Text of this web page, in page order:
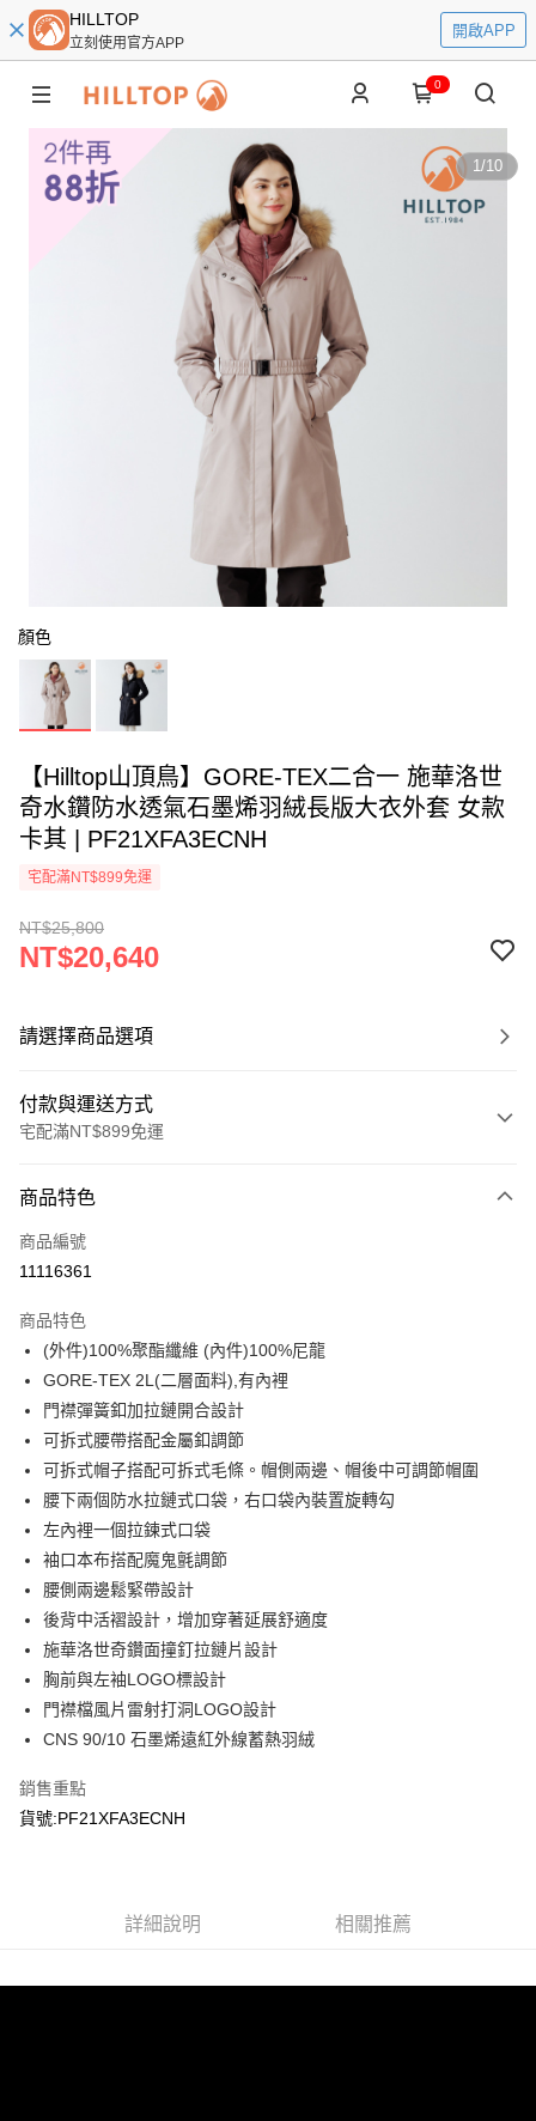
HILLTOP
立刻使用官方APP
開啟APP
0
1/10
顏色
【Hilltop山頂鳥】GORE-TEX二合一 施華洛世
奇水鑽防水透氣石墨烯羽絨長版大衣外套 女款
卡其 | PF21XFA3ECNH
宅配滿NT$899免運
NT$25,800
NT$20,640
請選擇商品選項
付款與運送方式
宅配滿NT$899免運
信用卡一次付款
LINE Pay
悠遊付
Google Pay
運送方式
每筆NT$90，滿NT$899(含以上)免運費
宅配(離島)
每筆NT$399，滿NT$18,000(含以上)免運費
商品特色
商品編號
11116361
商品特色
(外件)100%聚酯纖維 (內件)100%尼龍
GORE-TEX 2L(二層面料),有內裡
門襟彈簧釦加拉鏈開合設計
可拆式腰帶搭配金屬釦調節
可拆式帽子搭配可拆式毛條。帽側兩邊、帽後中可調節帽圍
腰下兩個防水拉鏈式口袋，右口袋內裝置旋轉勾
左內裡一個拉鍊式口袋
袖口本布搭配魔鬼氈調節
腰側兩邊鬆緊帶設計
後背中活褶設計，增加穿著延展舒適度
施華洛世奇鑽面撞釘拉鏈片設計
胸前與左袖LOGO標設計
門襟檔風片雷射打洞LOGO設計
CNS 90/10 石墨烯遠紅外線蓄熱羽絨
銷售重點
貨號:PF21XFA3ECNH
詳細說明 相關推薦